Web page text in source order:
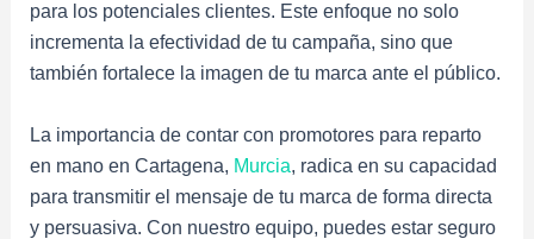
para los potenciales clientes. Este enfoque no solo
incrementa la efectividad de tu campaña, sino que
también fortalece la imagen de tu marca ante el público.
La importancia de contar con promotores para reparto
en mano en Cartagena, Murcia, radica en su capacidad
para transmitir el mensaje de tu marca de forma directa
y persuasiva. Con nuestro equipo, puedes estar seguro